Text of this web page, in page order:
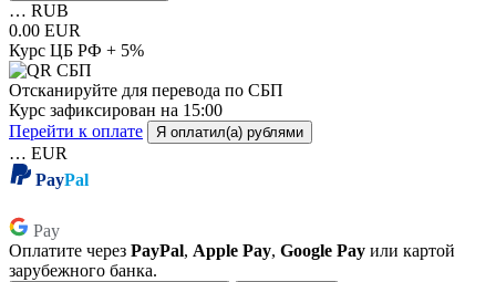
… RUB
0.00 EUR
Курс ЦБ РФ + 5%
Отсканируйте для перевода по СБП
Курс зафиксирован на 15:00
Перейти к оплате
Я оплатил(а) рублями
… EUR
PayPal
Pay
Оплатите через PayPal, Apple Pay, Google Pay или картой
зарубежного банка.